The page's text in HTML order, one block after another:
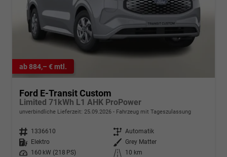
ab 884,– € mtl.
Ford E-Transit Custom
Limited 71kWh L1 AHK ProPower
unverbindliche Lieferzeit: 25.09.2026 Fahrzeug mit Tageszulassung
Fahrzeugnr. 1336610 Getriebe Automatik
Kraftstoff
Elektro Außenfarbe
Grey Matter
Leistung
160 kW (218 PS) Kilometerstand
10 km